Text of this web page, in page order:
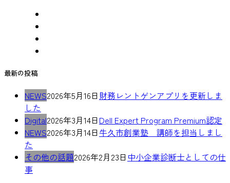
最新の投稿
NEWS2026年5月16日 財務レントゲンアプリを更新しま
した
Digital2026年3月14日 Dell Expert Program Premium認定
NEWS2026年3月14日牛久市創業塾 講師を担当しまし
た
その他の話題2026年2月23日 中小企業診断士としての仕
事